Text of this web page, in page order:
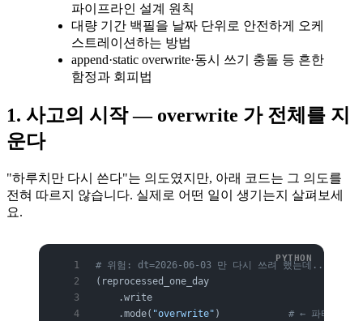
파이프라인 설계 원칙
대량 기간 백필을 날짜 단위로 안전하게 오케
스트레이션하는 방법
append·static overwrite·동시 쓰기 충돌 등 흔한
함정과 회피법
1. 사고의 시작 — overwrite 가 전체를 지
운다
"하루치만 다시 쓴다"는 의도였지만, 아래 코드는 그 의도를
전혀 따르지 않습니다. 실제로 어떤 일이 생기는지 살펴보세
요.
# 위험: dt=2026-06-03 만 다시 쓰려 했는데...
(reprocessed_one_day
    .write
    .mode(
"overwrite" ) # ← 파티션 테